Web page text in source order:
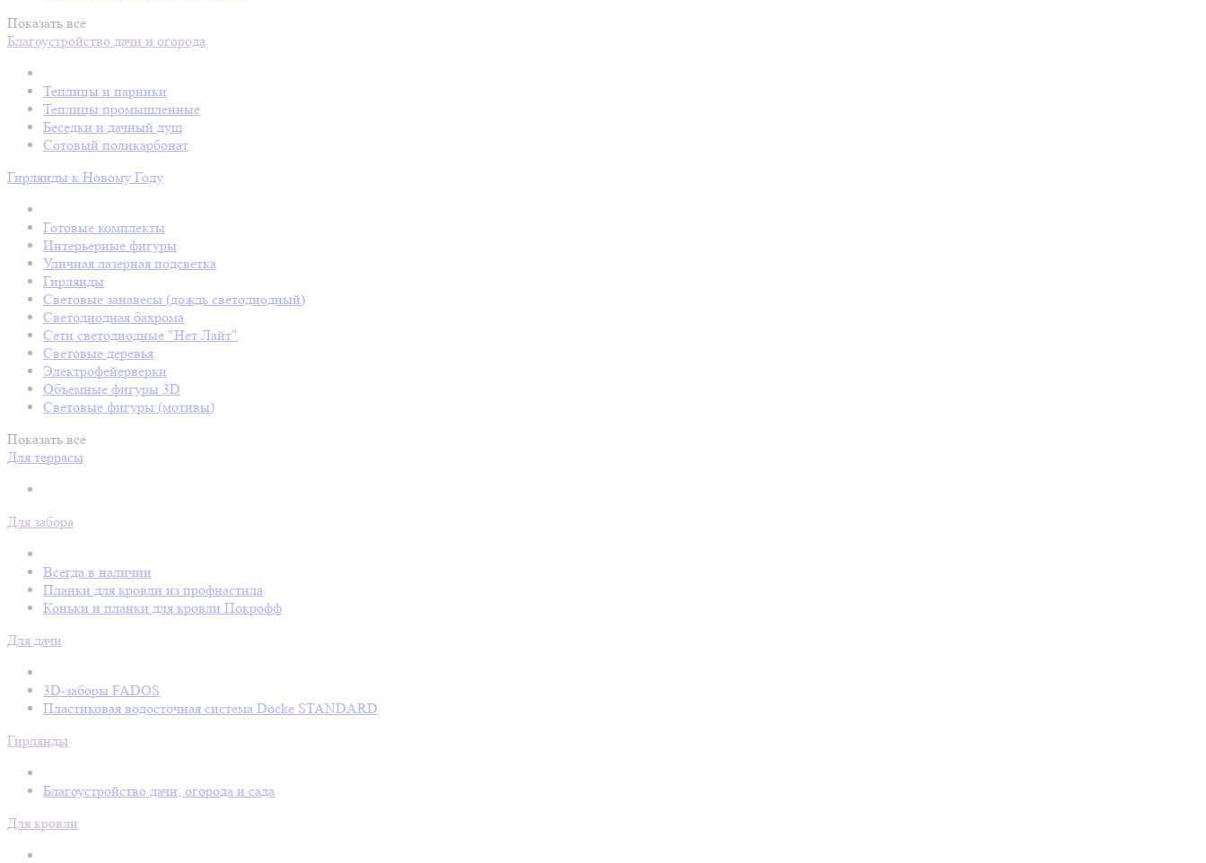
Показать все
Благоустройство дачи и огорода
Теплицы и парники
Теплицы промышленные
Беседки и дачный душ
Сотовый поликарбонат
Гирлянды к Новому Году
Готовые комплекты
Интерьерные фигуры
Уличная лазерная подсветка
Гирлянды
Световые занавесы (дождь светодиодный)
Светодиодная бахрома
Сети светодиодные "Нет Лайт"
Световые деревья
Электрофейерверки
Объемные фигуры 3D
Световые фигуры (мотивы)
Показать все
Для террасы
Для забора
Всегда в наличии
Планки для кровли из профнастила
Коньки и планки для кровли Покрофф
Для дачи
3D-заборы FADOS
Пластиковая водосточная система Döcke STANDARD
Гирлянды
Благоустройство дачи, огорода и сада
Для кровли